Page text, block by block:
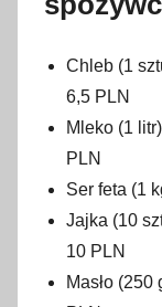
Chleb (1
6,5 PLN
Mleko (1
PLN
Ser feta (1
Jajka (10
10 PLN
Masło